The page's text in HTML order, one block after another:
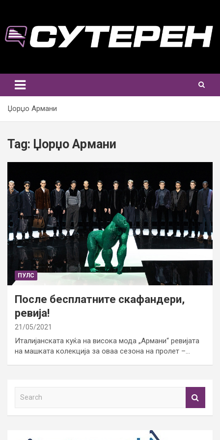
content
Џорџо Армани
Tag: Џорџо Армани
ПУЛС
После бесплатните скафандери,
ревија!
21/05/2021
Италијанската куќа на висока мода „Армани“ ревијата
на машката колекција за оваа сезона на пролет –…